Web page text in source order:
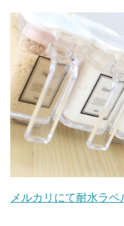
メルカリにて耐水ラ